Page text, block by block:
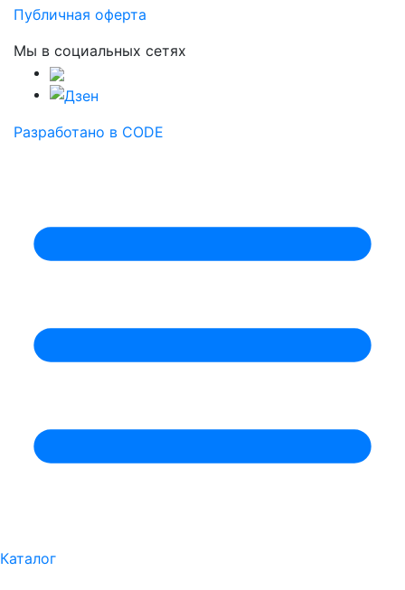
Публичная оферта
Мы в социальных сетях
Разработано в CODE
Каталог